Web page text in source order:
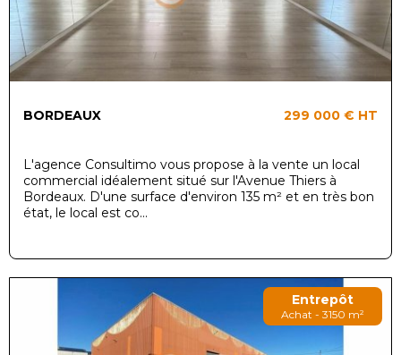
BORDEAUX 299 000 € HT
L'agence Consultimo vous propose à la vente un local
commercial idéalement situé sur l'Avenue Thiers à
Bordeaux. D'une surface d'environ 135 m² et en très bon
état, le local est co...
Entrepôt
Achat - 3150 m²